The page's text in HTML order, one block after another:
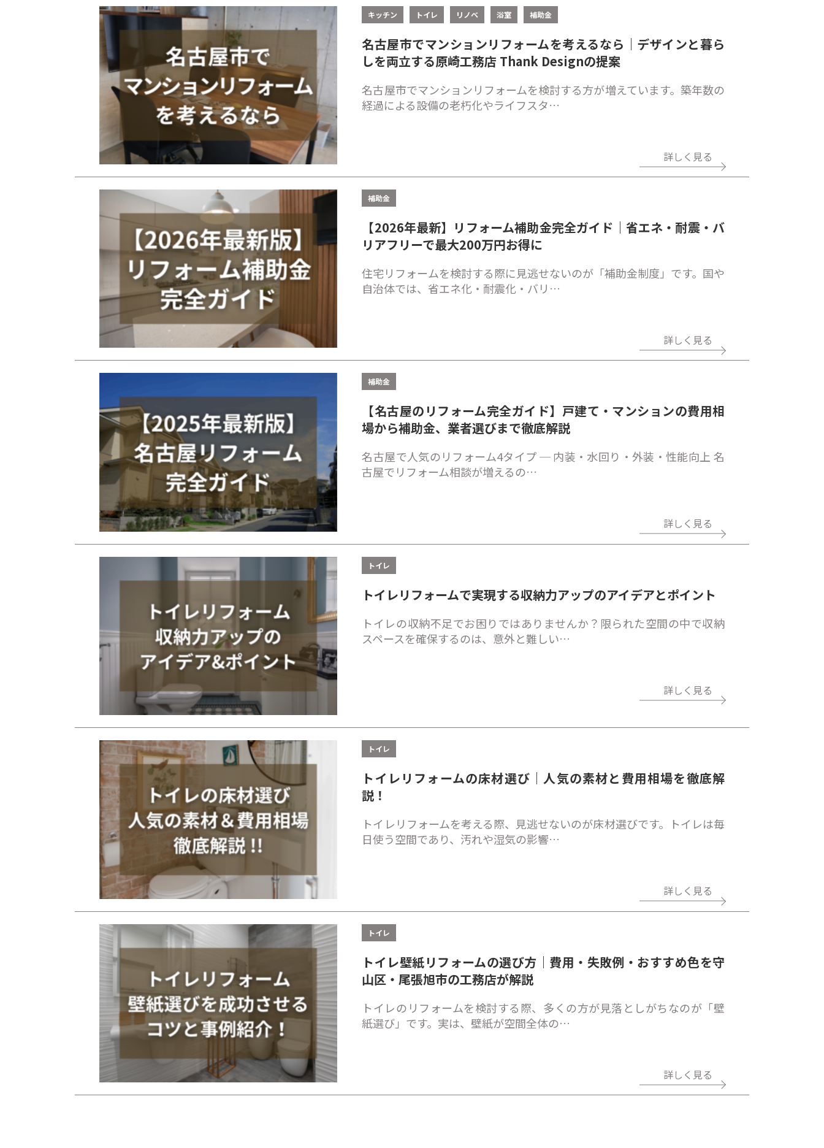
キッチン トイレ リノベ 浴室 補助金
名古屋市でマンションリフォームを考えるなら｜デザインと暮ら
しを両立する原崎工務店 Thank Designの提案
名古屋市でマンションリフォームを検討する方が増えています。築年数の
経過による設備の老朽化やライフスタ…
詳しく見る
補助金
【2026年最新】リフォーム補助金完全ガイド｜省エネ・耐震・バ
リアフリーで最大200万円お得に
住宅リフォームを検討する際に見逃せないのが「補助金制度」です。国や
自治体では、省エネ化・耐震化・バリ…
詳しく見る
補助金
【名古屋のリフォーム完全ガイド】戸建て・マンションの費用相
場から補助金、業者選びまで徹底解説
名古屋で人気のリフォーム4タイプ ─ 内装・水回り・外装・性能向上 名
古屋でリフォーム相談が増えるの…
詳しく見る
トイレ
トイレリフォームで実現する収納力アップのアイデアとポイント
トイレの収納不足でお困りではありませんか？限られた空間の中で収納
スペースを確保するのは、意外と難しい…
詳しく見る
トイレ
トイレリフォームの床材選び｜人気の素材と費用相場を徹底解
説！
トイレリフォームを考える際、見逃せないのが床材選びです。トイレは毎
日使う空間であり、汚れや湿気の影響…
詳しく見る
トイレ
トイレ壁紙リフォームの選び方｜費用・失敗例・おすすめ色を守
山区・尾張旭市の工務店が解説
トイレのリフォームを検討する際、多くの方が見落としがちなのが「壁
紙選び」です。実は、壁紙が空間全体の…
詳しく見る